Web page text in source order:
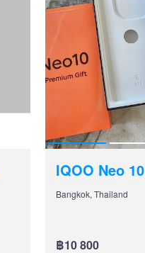
IQOO Neo 10
Bangkok, Thailand
฿10 800